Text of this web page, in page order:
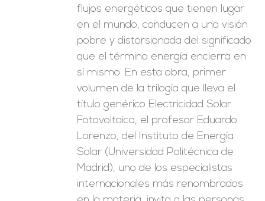
flujos energéticos que tienen lugar
en el mundo, conducen a una visión
pobre y distorsionada del significado
que el término energía encierra en
sí mismo. En esta obra, primer
volumen de la trilogía que lleva el
título genérico Electricidad Solar
Fotovoltaica, el profesor Eduardo
Lorenzo, del Instituto de Energía
Solar (Universidad Politécnica de
Madrid), uno de los especialistas
internacionales más renombrados